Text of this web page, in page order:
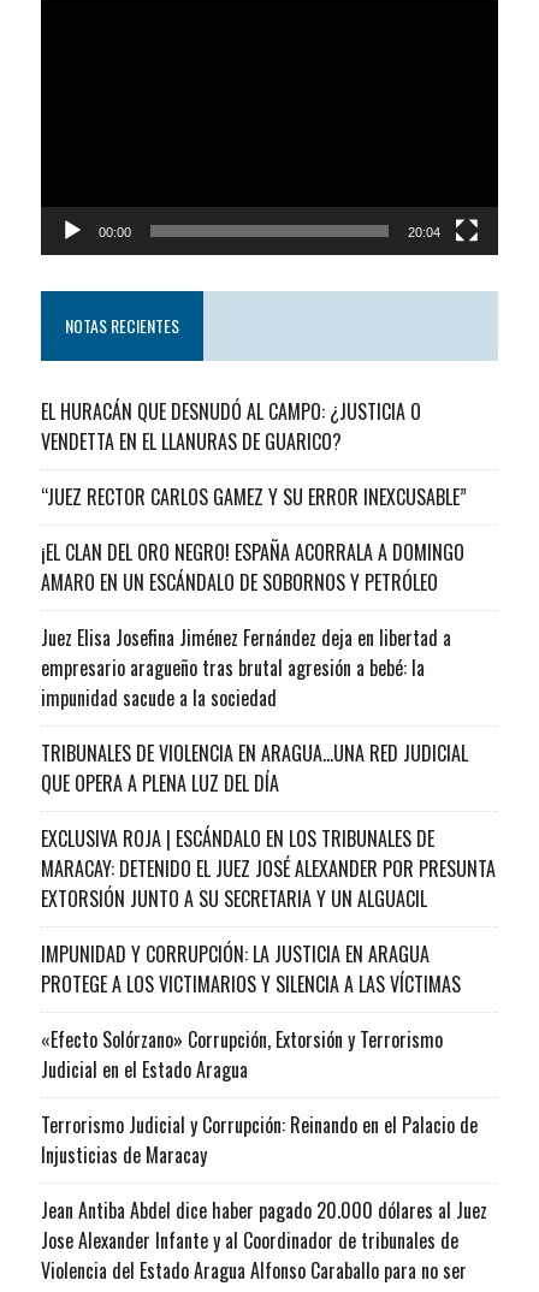
00:00 20:04
NOTAS RECIENTES
EL HURACÁN QUE DESNUDÓ AL CAMPO: ¿JUSTICIA O
VENDETTA EN EL LLANURAS DE GUARICO?
“JUEZ RECTOR CARLOS GAMEZ Y SU ERROR INEXCUSABLE”
¡EL CLAN DEL ORO NEGRO! ESPAÑA ACORRALA A DOMINGO
AMARO EN UN ESCÁNDALO DE SOBORNOS Y PETRÓLEO
Juez Elisa Josefina Jiménez Fernández deja en libertad a
empresario aragueño tras brutal agresión a bebé: la
impunidad sacude a la sociedad
TRIBUNALES DE VIOLENCIA EN ARAGUA…UNA RED JUDICIAL
QUE OPERA A PLENA LUZ DEL DÍA
EXCLUSIVA ROJA | ESCÁNDALO EN LOS TRIBUNALES DE
MARACAY: DETENIDO EL JUEZ JOSÉ ALEXANDER POR PRESUNTA
EXTORSIÓN JUNTO A SU SECRETARIA Y UN ALGUACIL
IMPUNIDAD Y CORRUPCIÓN: LA JUSTICIA EN ARAGUA
PROTEGE A LOS VICTIMARIOS Y SILENCIA A LAS VÍCTIMAS
«Efecto Solórzano» Corrupción, Extorsión y Terrorismo
Judicial en el Estado Aragua
Terrorismo Judicial y Corrupción: Reinando en el Palacio de
Injusticias de Maracay
Jean Antiba Abdel dice haber pagado 20.000 dólares al Juez
Jose Alexander Infante y al Coordinador de tribunales de
Violencia del Estado Aragua Alfonso Caraballo para no ser